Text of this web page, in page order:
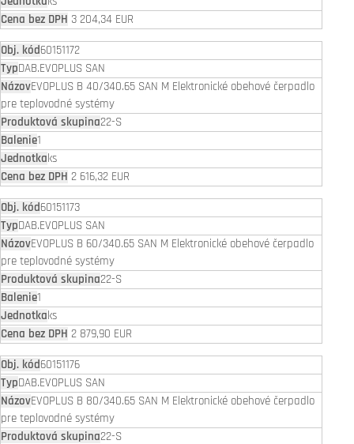
3 204,34 EUR
60151172
DAB.EVOPLUS SAN
EVOPLUS B 40/340.65 SAN M Elektronické obehové čerpadlo
pre teplovodné systémy
22-S
1
ks
2 616,32 EUR
60151173
DAB.EVOPLUS SAN
EVOPLUS B 60/340.65 SAN M Elektronické obehové čerpadlo
pre teplovodné systémy
22-S
1
ks
2 879,90 EUR
60151176
DAB.EVOPLUS SAN
EVOPLUS B 80/340.65 SAN M Elektronické obehové čerpadlo
pre teplovodné systémy
22-S